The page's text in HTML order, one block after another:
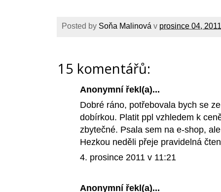
Posted by Soňa Malinová v prosince 04, 2011
15 komentářů:
Anonymní řekl(a)...
Dobré ráno, potřebovala bych se
dobírkou. Platit ppl vzhledem k
zbytečné. Psala sem na e-shop,
Hezkou neděli přeje pravidelná
4. prosince 2011 v 11:21
Anonymní řekl(a)...